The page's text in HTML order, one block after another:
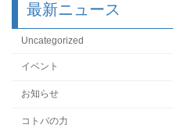
最新ニュース
Uncategorized
イベント
お知らせ
コトバの力